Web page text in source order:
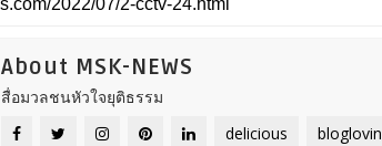
About MSK-NEWS
สื่อมวลชนหัวใจยุติธรรม
delicious
bloglovin